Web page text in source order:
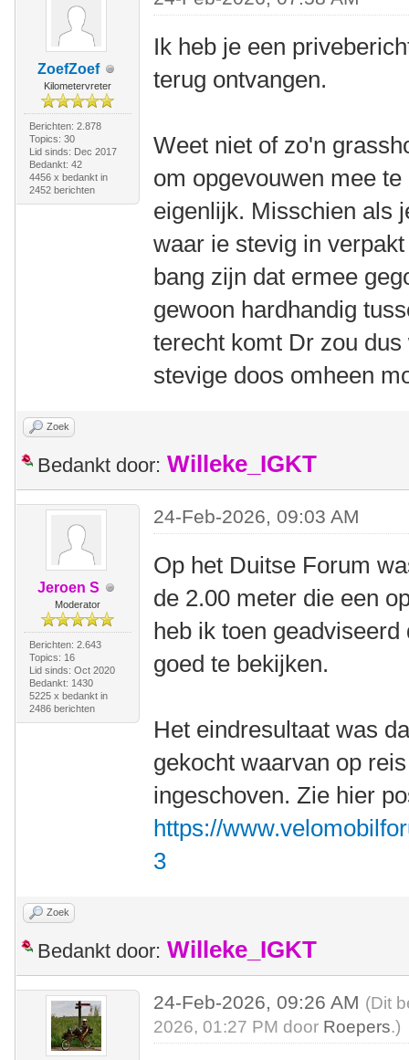
ZoefZoef
Kilometervreter
Berichten: 2.878
Topics: 30
Lid sinds: Dec 2017
Bedankt: 42
4456 x bedankt in
2452 berichten
Ik heb je een
terug ontvangen.
Weet niet of zo'n
om opgevouwen mee
eigenlijk. Misschien als
waar ie stevig in
bang zijn dat ermee
gewoon hardhandig
terecht komt Dr zou
stevige doos omheen
Zoek
Bedankt door: Willeke_IGKT
Jeroen S
Moderator
Berichten: 2.643
Topics: 16
Lid sinds: Oct 2020
Bedankt: 1430
5225 x bedankt in
2486 berichten
24-Feb-2026, 09:03 AM
Op het Duitse Forum
de 2.00 meter die een
heb ik toen
goed te bekijken.
Het eindresultaat was
gekocht waarvan op
ingeschoven. Zie hier
https://
3
Zoek
Bedankt door: Willeke_IGKT
24-Feb-2026, 09:26 AM (Dit
2026, 01:27 PM door Roepers.)